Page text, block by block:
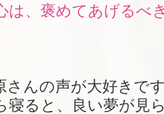
は、褒めてあげるべ
さんの声が大好きで
寝ると、良い夢が見